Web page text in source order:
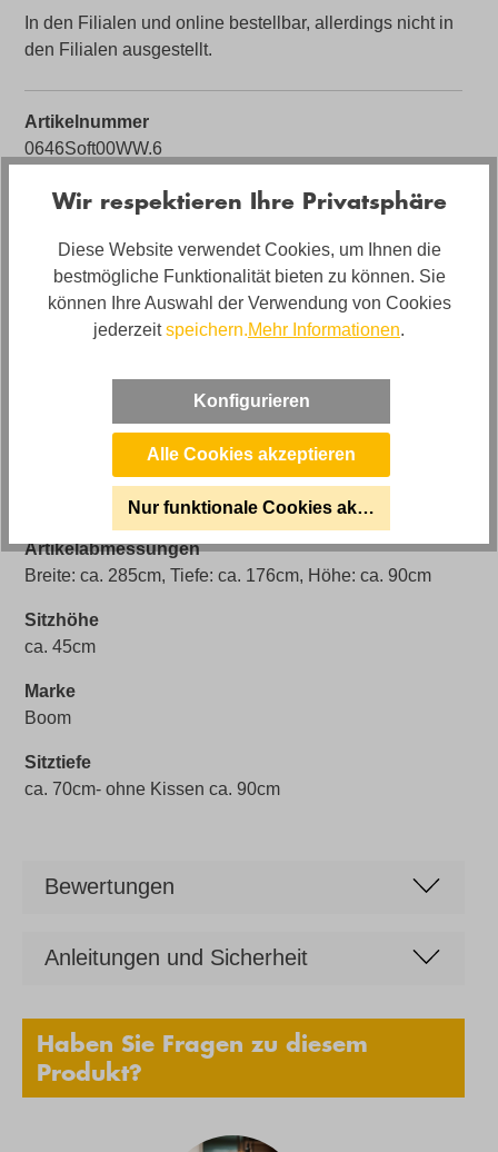
In den Filialen und online bestellbar, allerdings nicht in
den Filialen ausgestellt.
Artikelnummer
0646Soft00WW.6
Farbe
Bezugsmaterial
Artikel Bezeichnung
Ecksofa Soft in Cord mit Rückenkissen
Artikelabmessungen
Breite: ca. 285cm, Tiefe: ca. 176cm, Höhe: ca. 90cm
Sitzhöhe
ca. 45cm
Marke
Boom
Sitztiefe
ca. 70cm- ohne Kissen ca. 90cm
Bewertungen
Anleitungen und Sicherheit
Haben Sie Fragen zu diesem
Produkt?
Wir respektieren Ihre Privatsphäre
Diese Website verwendet Cookies, um Ihnen die
bestmögliche Funktionalität bieten zu können. Sie
können Ihre Auswahl der Verwendung von Cookies
jederzeitspeichern.Mehr Informationen.
Konfigurieren
Alle Cookies akzeptieren
Nur funktionale Cookies akzeptieren